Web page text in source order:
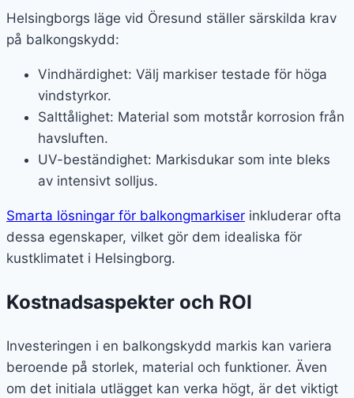
Helsingborgs läge vid Öresund ställer särskilda krav
på balkongskydd:
Vindhärdighet: Välj markiser testade för höga
vindstyrkor.
Salttålighet: Material som motstår korrosion från
havsluften.
UV-beständighet: Markisdukar som inte bleks
av intensivt solljus.
Smarta lösningar för balkongmarkiser inkluderar ofta
dessa egenskaper, vilket gör dem idealiska för
kustklimatet i Helsingborg.
Kostnadsaspekter och ROI
Investeringen i en balkongskydd markis kan variera
beroende på storlek, material och funktioner. Även
om det initiala utlägget kan verka högt, är det viktigt